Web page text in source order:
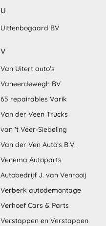
U
Uittenbogaard BV
V
Van Uitert auto's
Vaneerdewegh BV
65 repairables Varik
Van der Veen Trucks
van 't Veer-Siebeling
Van der Ven Auto's B.V.
Venema Autoparts
Autobedrijf J. van Venrooij
Verberk autodemontage
Verhoef Cars & Parts
Verstappen en Verstappen